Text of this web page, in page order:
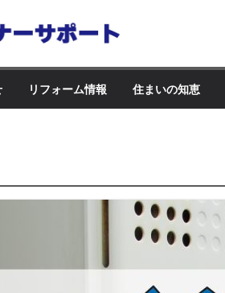
リフォーム情報 住まいの知恵